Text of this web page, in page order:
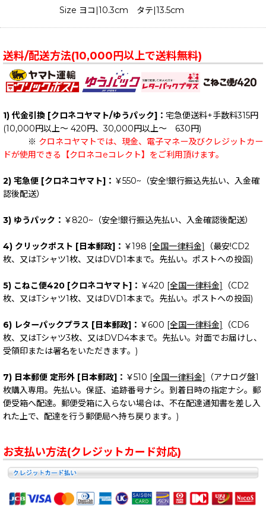
Size ヨコ|10.3cm タテ|13.5cm
送料/配送方法(10,000円以上で送料無料)
1) 代金引換 [クロネコヤマト/ゆうパック]： 宅急便送料+手数料315円
(10,000円以上～ 420円、30,000円以上～ 630円)
※ クロネコヤマトでは、現金、電子マネー及びクレジットカー
ドが使用できる【クロネコeコレクト】をご利用頂けます。
2) 宅急便 [クロネコヤマト]： ￥550~（安全!銀行振込先払い、入金確
認後配送）
3) ゆうパック： ￥820~（安全!銀行振込先払い、入金確認後配送）
4) クリックポスト [日本郵政]： ￥198 [全国一律料金]
（最安!CD2
枚、又はTシャツ1枚、又はDVD1本まで。先払い。ポストへの投函)
5) こねこ便420 [クロネコヤマト]： ￥420 [全国一律料金]
（CD2
枚、又はTシャツ1枚、又はDVD1本まで。先払い。ポストへの投函)
6) レターパックプラス [日本郵政]： ￥600 [全国一律料金]
（CD6
枚、又はTシャツ3枚、又はDVD4本まで。先払い。対面でお届けし、
受領印または署名をいただきます。)
7) 日本郵便 定形外 [日本郵政]： ￥510 [全国一律料金]
（アナログ盤1
枚購入専用。先払い。保証、追跡番号ナシ。到着日時の指定ナシ。郵
便受箱へ配達。郵便受箱に入らない場合は、不在配達通知書を差し入
れた上で、配達を行う郵便局へ持ち戻ります。)
お支払い方法(クレジットカード対応)